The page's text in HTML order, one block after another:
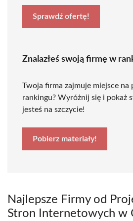
Sprawdź ofertę!
Znalazłeś swoją firmę w
Twoja firma zajmuje miejsce na
rankingu? Wyróżnij się i pokaż
jesteś na szczycie!
Pobierz materiały!
Najlepsze Firmy od
Stron Internetowych w